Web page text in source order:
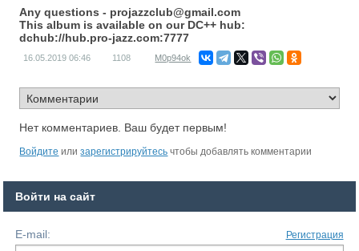
Any questions - projazzclub@gmail.com
This album is available on our DC++ hub:
dchub://hub.pro-jazz.com:7777
16.05.2019 06:46 1108 M0p94ok
Нет комментариев. Ваш будет первым!
Войдите илизарегистрируйтесь чтобы добавлять комментарии
Войти на сайт
E-mail: Регистрация